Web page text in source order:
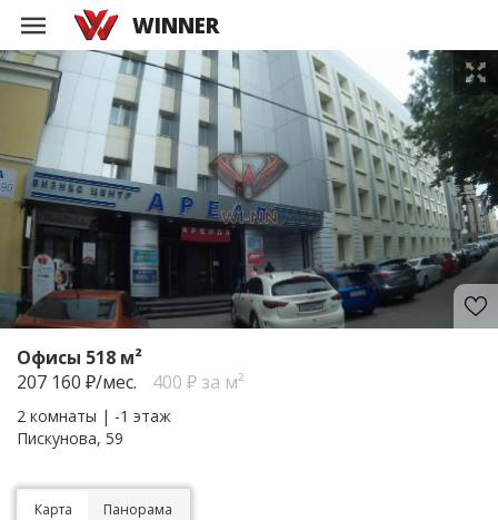
WINNER
Офисы 518 м²
207 160 ₽/мес. 400 ₽ за м²
2 комнаты | -1 этаж
Пискунова, 59
Карта Панорама